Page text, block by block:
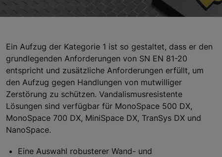
Ein Aufzug der Kategorie 1 ist so gestaltet, dass er den
grundlegenden Anforderungen von SN EN 81-20
entspricht und zusätzliche Anforderungen erfüllt, um
den Aufzug gegen Handlungen von mutwilliger
Zerstörung zu schützen. Vandalismusresistente
Lösungen sind verfügbar für MonoSpace 500 DX,
MonoSpace 700 DX, MiniSpace DX, TranSys DX und
NanoSpace.
Eine Auswahl robusterer Wand- und